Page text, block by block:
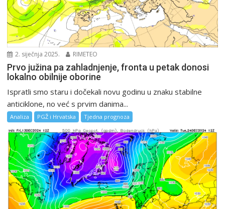
2. siječnja 2025. RIMETEO
Prvo južina pa zahladnjenje, fronta u petak donosi
lokalno obilnije oborine
Ispratli smo staru i dočekali novu godinu u znaku stabilne
anticiklone, no već s prvim danima...
Analiza PGŽ i Hrvatska Tjedna prognoza